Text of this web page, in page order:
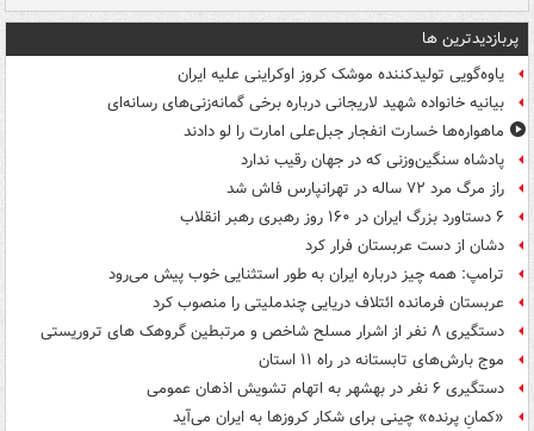
پربازدیدترین ها
یاوه‌گویی تولیدکننده موشک کروز اوکراینی علیه ایران
بیانیه خانواده شهید لاریجانی درباره برخی گمانه‌زنی‌های رسانه‌ای
ماهواره‌ها خسارت انفجار جبل‌علی امارت را لو دادند
پادشاه سنگین‌وزنی که در جهان رقیب ندارد
راز مرگ مرد ۷۲ ساله در تهرانپارس فاش شد
۶ دستاورد بزرگ ایران در ۱۶۰ روز رهبری رهبر انقلاب
دشان از دست عربستان فرار کرد
ترامپ: همه چیز درباره ایران به طور استثنایی خوب پیش می‌رود
عربستان فرمانده ائتلاف دریایی چندملیتی را منصوب کرد
دستگیری ۸ نفر از اشرار مسلح شاخص و مرتبطین گروهک های تروریستی
موج بارش‌های تابستانه در راه ۱۱ استان
دستگیری ۶ نفر در بهشهر به اتهام تشویش اذهان عمومی
«کمانِ پرنده» چینی برای شکار کروزها به ایران می‌آید